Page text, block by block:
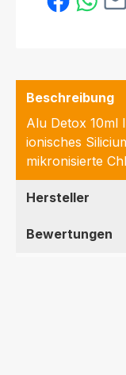
Beschreibung
Alu Detox 10ml
ionisches
mikronisierte
Hersteller
Bewertungen